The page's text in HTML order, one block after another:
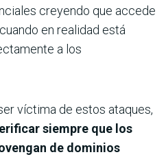
creyendo que accede
en realidad está
a los
víctima de estos ataques,
siempre que los
de dominios